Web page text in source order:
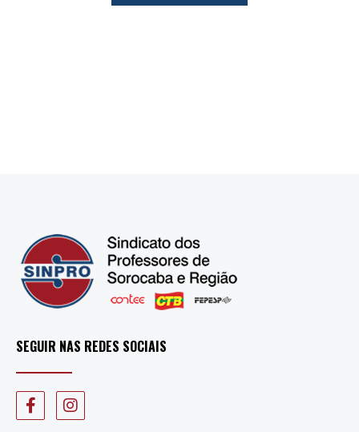
SEGUIR NAS REDES SOCIAIS